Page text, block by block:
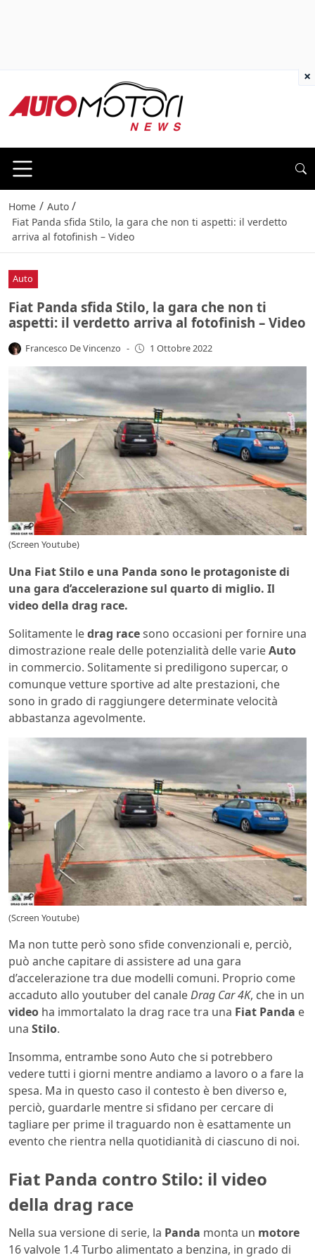
Home / Auto /
Fiat Panda sfida Stilo, la gara che non ti aspetti: il verdetto
arriva al fotofinish – Video
Auto
Fiat Panda sfida Stilo, la gara che non ti
aspetti: il verdetto arriva al fotofinish – Video
Francesco De Vincenzo - 1 Ottobre 2022
(Screen Youtube)
Una Fiat Stilo e una Panda sono le protagoniste di
una gara d’accelerazione sul quarto di miglio. Il
video della drag race.
Solitamente ledrag racesono occasioni per fornire una
dimostrazione reale delle potenzialità delle varieAuto
in commercio. Solitamente si prediligono supercar, o
comunque vetture sportive ad alte prestazioni, che
sono in grado di raggiungere determinate velocità
abbastanza agevolmente.
(Screen Youtube)
Ma non tutte però sono sfide convenzionali e, perciò,
può anche capitare di assistere ad una gara
d’accelerazione tra due modelli comuni. Proprio come
accaduto allo youtuber del canaleDrag Car 4K, che in un
video ha immortalato la drag race tra una Fiat Panda e
una Stilo.
Insomma, entrambe sono Auto che si potrebbero
vedere tutti i giorni mentre andiamo a lavoro o a fare la
spesa. Ma in questo caso il contesto è ben diverso e,
perciò, guardarle mentre si sfidano per cercare di
tagliare per prime il traguardo non è esattamente un
evento che rientra nella quotidianità di ciascuno di noi.
Fiat Panda contro Stilo: il video
della drag race
Nella sua versione di serie, la Panda monta un motore
16 valvole 1.4 Turbo alimentato a benzina, in grado di
×